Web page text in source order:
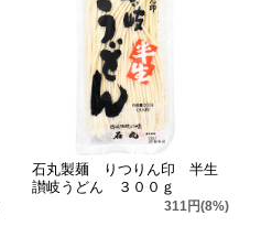
石丸製麺 りつりん印 半生
讃岐うどん ３００ｇ
311円(8%)